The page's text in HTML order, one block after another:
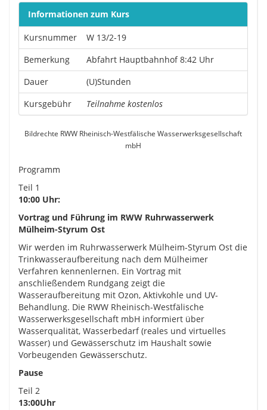
Informationen zum Kurs
Kursnummer
W 13/2-19
Bemerkung
Abfahrt Hauptbahnhof 8:42 Uhr
Dauer
(U)Stunden
Kursgebühr
Teilnahme kostenlos
Bildrechte RWW Rheinisch-Westfälische Wasserwerksgesellschaft
mbH
Programm
Teil 1
10:00 Uhr:
Vortrag und Führung im RWW Ruhrwasserwerk
Mülheim-Styrum Ost
Wir werden im Ruhrwasserwerk Mülheim-Styrum Ost die
Trinkwasseraufbereitung nach dem Mülheimer
Verfahren kennenlernen. Ein Vortrag mit
anschließendem Rundgang zeigt die
Wasseraufbereitung mit Ozon, Aktivkohle und UV-
Behandlung. Die RWW Rheinisch-Westfälische
Wasserwerksgesellschaft mbH informiert über
Wasserqualität, Wasserbedarf (reales und virtuelles
Wasser) und Gewässerschutz im Haushalt sowie
Vorbeugenden Gewässerschutz.
Pause
Teil 2
13:00Uhr